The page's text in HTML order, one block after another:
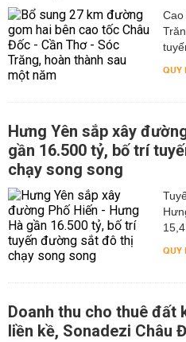
QUY
Hưng Yên sắp xây
gần 16.500 tỷ, bố trí
chạy song song
QUY
Doanh thu cho thuê đất
liền kề, Sonadezi Châu